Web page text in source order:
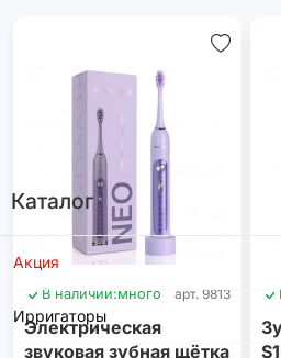
Каталог
Акция
Ирригаторы
В наличии:много арт. 9813
Электрическая
звуковая зубная щётка